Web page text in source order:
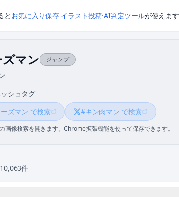
と お気に入り保存·イラスト投稿·AI判定ツールが使えます
マン ジャンプ
シュタグ
ズマン で検索
#キン肉マン で検索
画像検索を開きます。Chrome拡張機能を使って保存できます。
10,063件